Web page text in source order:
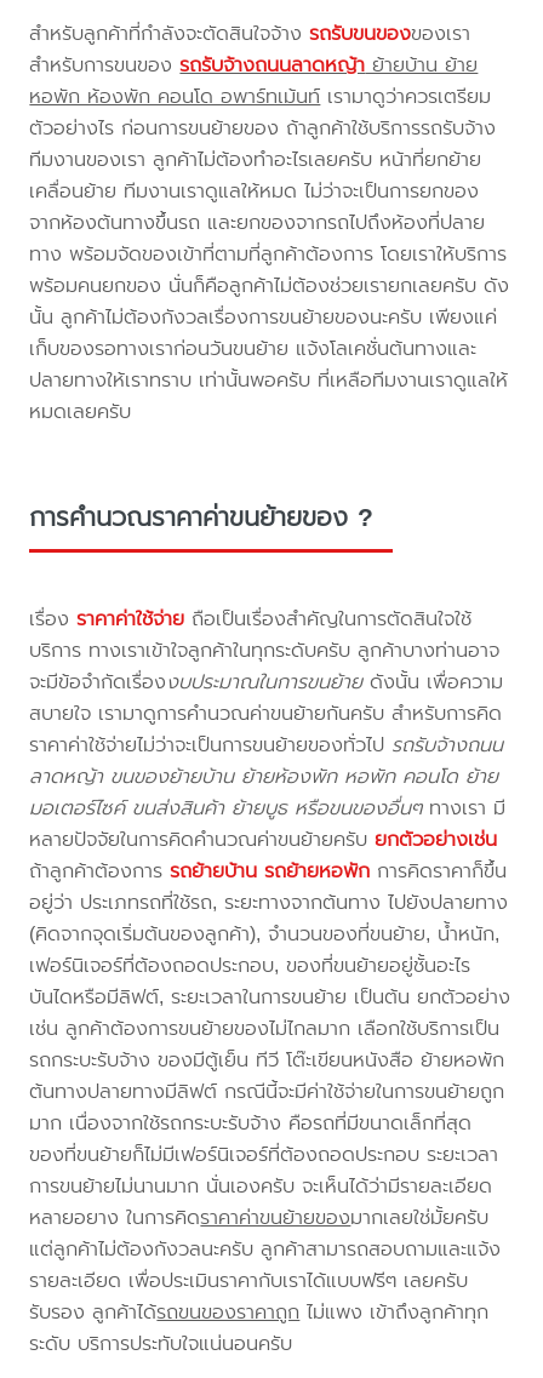
สำหรับลูกค้าที่กำลังจะตัดสินใจจ้างรถรับขนของของเรา
สำหรับการขนของรถรับจ้างถนนลาดหญ้าย้ายบ้าน ย้าย
หอพัก ห้องพัก คอนโด อพาร์ทเม้นท์เรามาดูว่าควรเตรียม
ตัวอย่างไร ก่อนการขนย้ายของ ถ้าลูกค้าใช้บริการรถรับจ้าง
ทีมงานของเรา ลูกค้าไม่ต้องทำอะไรเลยครับ หน้าที่ยกย้าย
เคลื่อนย้าย ทีมงานเราดูแลให้หมด ไม่ว่าจะเป็นการยกของ
จากห้องต้นทางขึ้นรถ และยกของจากรถไปถึงห้องที่ปลาย
ทาง พร้อมจัดของเข้าที่ตามที่ลูกค้าต้องการ โดยเราให้บริการ
พร้อมคนยกของ นั่นก็คือลูกค้าไม่ต้องช่วยเรายกเลยครับ ดัง
นั้น ลูกค้าไม่ต้องกังวลเรื่องการขนย้ายของนะครับ เพียงแค่
เก็บของรอทางเราก่อนวันขนย้าย แจ้งโลเคชั่นต้นทางและ
ปลายทางให้เราทราบ เท่านั้นพอครับ ที่เหลือทีมงานเราดูแลให้
หมดเลยครับ
การคำนวณราคาค่าขนย้ายของ ?
เรื่องราคาค่าใช้จ่าย ถือเป็นเรื่องสำคัญในการตัดสินใจใช้
บริการ ทางเราเข้าใจลูกค้าในทุกระดับครับ ลูกค้าบางท่านอาจ
จะมีข้อจำกัดเรื่องงบประมาณในการขนย้ายดังนั้น เพื่อความ
สบายใจ เรามาดูการคำนวณค่าขนย้ายกันครับ สำหรับการคิด
ราคาค่าใช้จ่ายไม่ว่าจะเป็นการขนย้ายของทั่วไป รถรับจ้างถนน
ลาดหญ้า ขนของย้ายบ้าน ย้ายห้องพัก หอพัก คอนโด ย้าย
มอเตอร์ไซค์ ขนส่งสินค้า ย้ายบูธ หรือขนของอื่นๆทางเรา มี
หลายปัจจัยในการคิดคำนวณค่าขนย้ายครับยกตัวอย่างเช่น
ถ้าลูกค้าต้องการรถย้ายบ้าน รถย้ายหอพัก การคิดราคาก็ขึ้น
อยู่ว่า ประเภทรถที่ใช้รถ, ระยะทางจากต้นทาง ไปยังปลายทาง
(คิดจากจุดเริ่มต้นของลูกค้า), จำนวนของที่ขนย้าย, น้ำหนัก,
เฟอร์นิเจอร์ที่ต้องถอดประกอบ, ของที่ขนย้ายอยู่ชั้นอะไร
บันไดหรือมีลิฟต์, ระยะเวลาในการขนย้าย เป็นต้น ยกตัวอย่าง
เช่น ลูกค้าต้องการขนย้ายของไม่ไกลมาก เลือกใช้บริการเป็น
รถกระบะรับจ้าง ของมีตู้เย็น ทีวี โต๊ะเขียนหนังสือ ย้ายหอพัก
ต้นทางปลายทางมีลิฟต์ กรณีนี้จะมีค่าใช้จ่ายในการขนย้ายถูก
มาก เนื่องจากใช้รถกระบะรับจ้าง คือรถที่มีขนาดเล็กที่สุด
ของที่ขนย้ายก็ไม่มีเฟอร์นิเจอร์ที่ต้องถอดประกอบ ระยะเวลา
การขนย้ายไม่นานมาก นั่นเองครับ จะเห็นได้ว่ามีรายละเอียด
หลายอยาง ในการคิดราคาค่าขนย้ายของมากเลยใช่มั้ยครับ
แต่ลูกค้าไม่ต้องกังวลนะครับ ลูกค้าสามารถสอบถามและแจ้ง
รายละเอียด เพื่อประเมินราคากับเราได้แบบฟรีๆ เลยครับ
รับรอง ลูกค้าได้รถขนของราคาถูกไม่แพง เข้าถึงลูกค้าทุก
ระดับ บริการประทับใจแน่นอนครับ